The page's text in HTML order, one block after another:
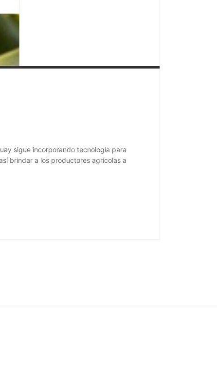
sigue incorporando tecnología para
brindar a los productores agrícolas a